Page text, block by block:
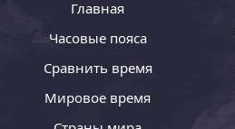
Главная
Часовые пояса
Сравнить время
Мировое время